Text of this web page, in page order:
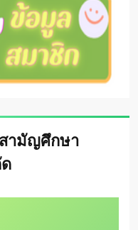
ามัญศึกษา